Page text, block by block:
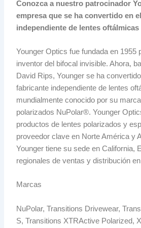
Conozca a nuestro patrocinador
empresa que se ha convertido en
independiente de lentes oftálmicas
Younger Optics fue fundada en 1955
inventor del bifocal invisible. Ahora,
David Rips, Younger se ha
fabricante independiente de lentes
mundialmente conocido por su
polarizados NuPolar®. Younger
productos de lentes polarizados y
proveedor clave en Norte América y
Younger tiene su sede en California,
regionales de ventas y distribución
Marcas
NuPolar, Transitions Drivewear,
S, Transitions XTRActive Polarized,